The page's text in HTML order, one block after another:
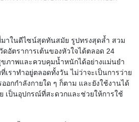
าในดีไซน์สุดทันสมัย รูปทรงสุดล้ำ สวม
อัตราการเต้นของหัวใจได้ตลอด 24
ภาพและควบคุมน้ำหนักได้อย่างแม่นยำ
เราทำอยู่ตลอดทั้งวัน ไม่ว่าจะเป็นการว่าย
อกกำลังกายใด ๆ ก็ตาม และยังใช้งานได้
เป็นอุปกรณ์ที่สะดวกและช่วยให้การใช้